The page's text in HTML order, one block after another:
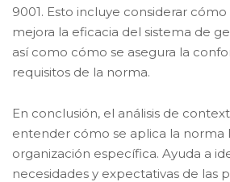
9001. Esto incluye considerar cómo
mejora la eficacia del sistema de
así como cómo se asegura la
requisitos de la norma.
En conclusión, el análisis de
entender cómo se aplica la norma
organización específica. Ayuda a
necesidades y expectativas de las